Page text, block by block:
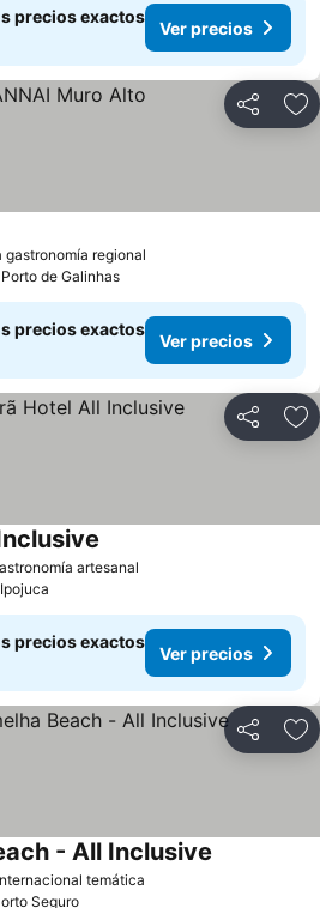
precios exactos
Ver precios
Compartir
gastronomía regional
Porto de Galinhas
precios exactos
Ver precios
Compartir
artesanal
Ipojuca
precios exactos
Ver precios
Compartir
temática
- All Inclusive
Seguro